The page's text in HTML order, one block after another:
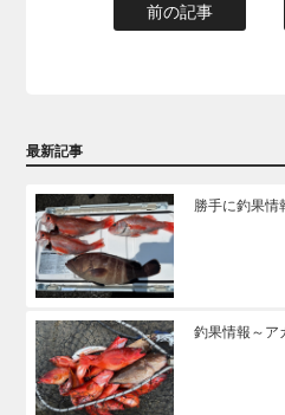
前の記事
最新記事
勝手に釣果情
釣果情報～ア